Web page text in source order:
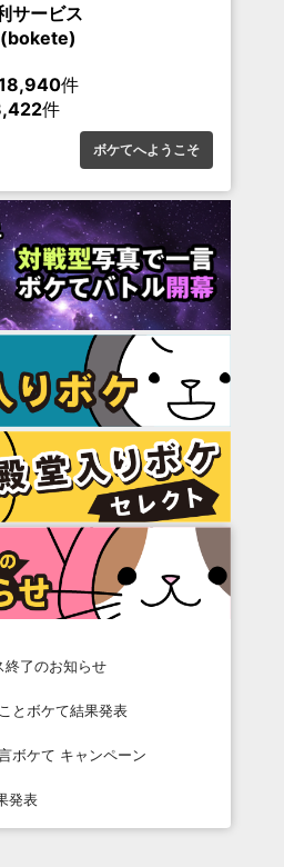
サービス
(bokete)
件
件
ボケてへようこそ
了のお知らせ
とボケて結果発表
ボケて キャンペーン
発表